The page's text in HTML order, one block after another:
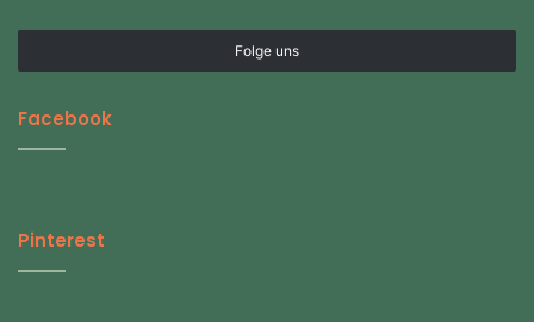
Folge uns
Facebook
Pinterest